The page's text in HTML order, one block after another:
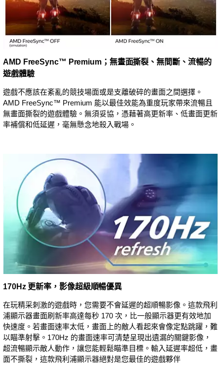
AMD FreeSync™ Premium；無畫面撕裂、無間斷、流暢的
遊戲體驗
遊戲不應該在紊亂的競技場面或是支離破碎的畫面之間選擇。
AMD FreeSync™ Premium 能以最佳效能為重度玩家帶來流暢且
無畫面撕裂的遊戲體驗。無須妥協，憑藉著高更新率、低畫面更新
率補償和低延遲，毫無懸念地殺入戰場。
170Hz 更新率，影像超級順暢優異
在玩精采刺激的遊戲時，您需要不會延遲的超順暢影像。這款飛利
浦顯示器畫面刷新率高達每秒 170 次，比一般顯示器更有效地加
快速度。若畫面速率太低，畫面上的敵人看起來會像定點跳躍，難
以瞄準射擊。170Hz 的畫面速率可清楚呈現出遺漏的關鍵影像，
超流暢顯示敵人動作，讓您能輕鬆瞄準目標。輸入延遲率超低，畫
面不撕裂，這款飛利浦顯示器絕對是您最佳的遊戲夥伴